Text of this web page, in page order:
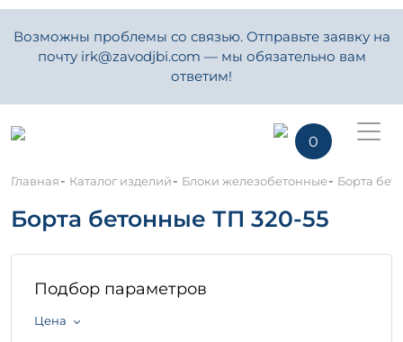
Возможны проблемы со связью. Отправьте заявку на
почту irk@zavodjbi.com — мы обязательно вам
ответим!
0
Главная- Каталог изделий- Блоки железобетонные- Борта
Борта бетонные ТП 320-55
Подбор параметров
Цена